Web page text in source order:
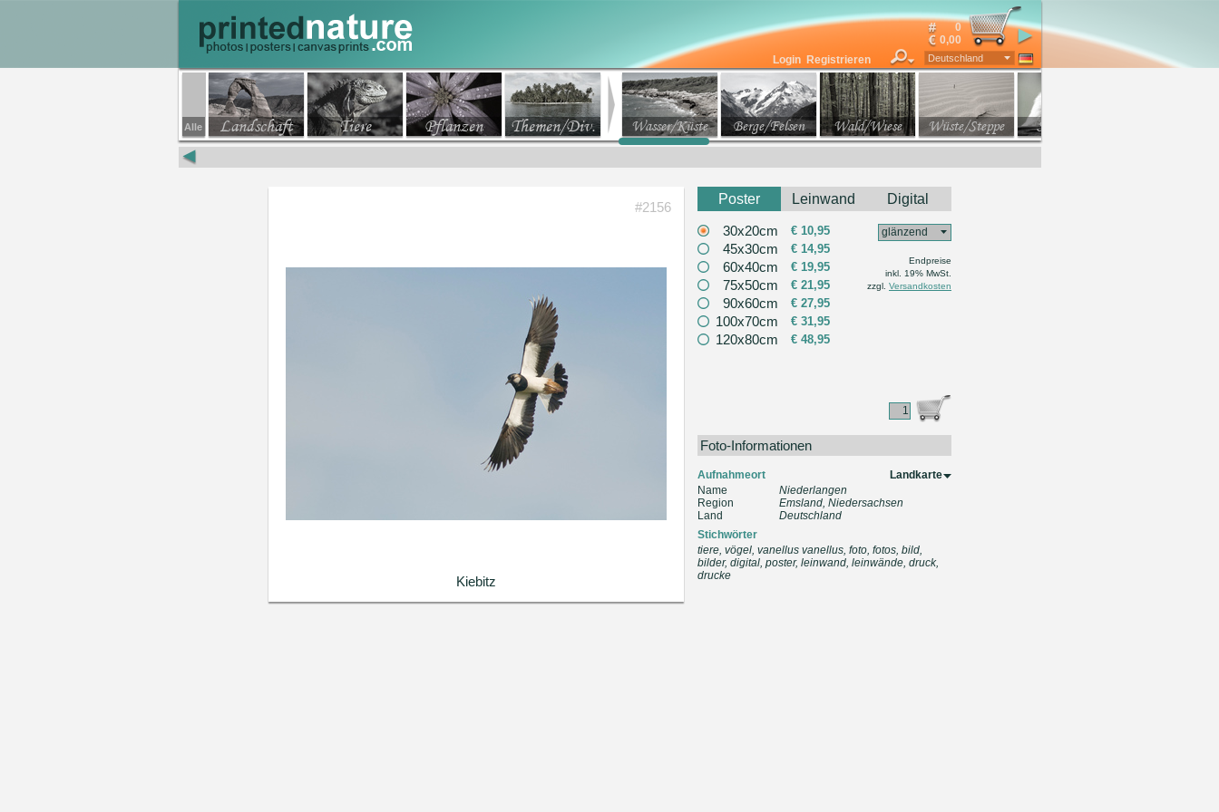
Login Registrieren Deutschland
0
0,00
Alle Landschaft Tiere Pflanzen Themen/Div. Wasser/Küste Berge/Felsen Wald/Wiese Wüste/Steppe Säugetiere
alle Kategorien
Passwort vergessen?
#2156
Kiebitz
Poster Leinwand Digital
30x20cm
45x30cm
60x40cm
75x50cm
90x60cm
100x70cm
120x80cm
€ 10,95
€ 14,95
€ 19,95
€ 21,95
€ 27,95
€ 31,95
€ 48,95
glänzend
Endpreise
inkl. 19% MwSt.
zzgl. Versandkosten
Foto-Informationen
Aufnahmeort
Landkarte
Name
Niederlangen
Region
Emsland, Niedersachsen
Land
Deutschland
Stichwörter
tiere, vögel, vanellus vanellus, foto, fotos, bild,
bilder, digital, poster, leinwand, leinwände, druck,
drucke